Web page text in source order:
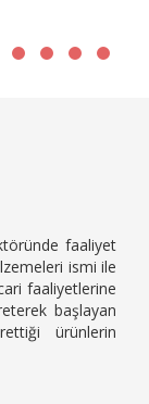
faaliyet
ismi ile
faaliyetlerine
başlayan
ürünlerin